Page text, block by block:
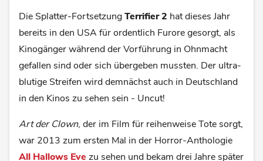
Die Splatter-FortsetzungTerrifier 2 hat dieses Jahr
bereits in den USA für ordentlich Furore gesorgt, als
Kinogänger während der Vorführung in Ohnmacht
gefallen sind oder sich übergeben mussten. Der ultra-
blutige Streifen wird demnächst auch in Deutschland
in den Kinos zu sehen sein - Uncut!
Art der Clown, der im Film für reihenweise Tote sorgt,
war 2013 zum ersten Mal in der Horror-Anthologie
All Hallows Eve zu sehen und bekam drei Jahre später